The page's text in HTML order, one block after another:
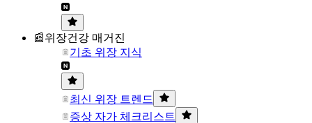
📰위장건강 매거진
기초 위장 지식
최신 위장 트렌드
증상 자가 체크리스트